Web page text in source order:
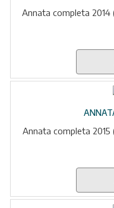
Annata completa 2014
Annata completa 2015